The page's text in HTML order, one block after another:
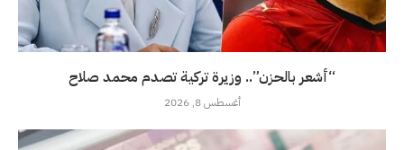
“أشعر بالحزن”.. وزيرة تركية تصدم محمد صلاح
أغسطس 8, 2026